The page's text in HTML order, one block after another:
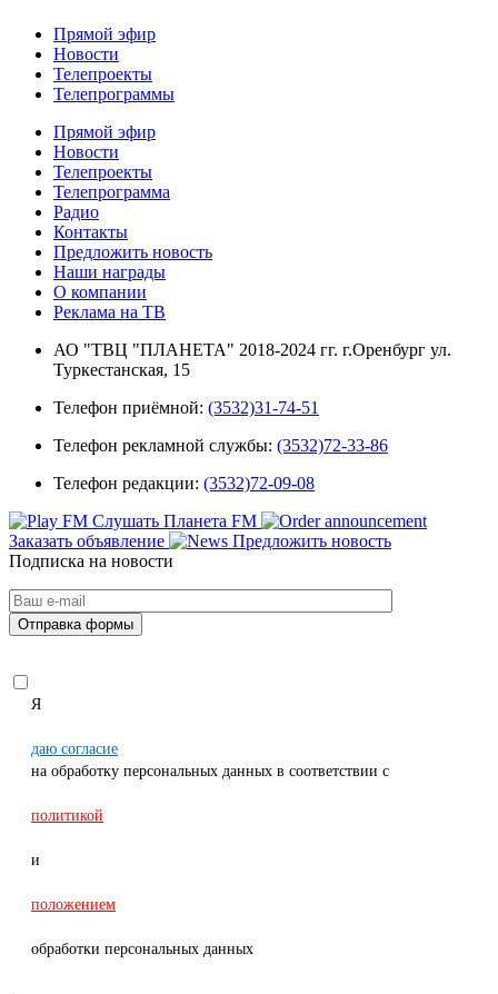
Прямой эфир
Новости
Телепроекты
Телепрограммы
Прямой эфир
Новости
Телепроекты
Телепрограмма
Радио
Контакты
Предложить новость
Наши награды
О компании
Реклама на ТВ
АО "ТВЦ "ПЛАНЕТА" 2018-2024 гг. г.Оренбург ул.
Туркестанская, 15
Телефон приёмной: (3532)31-74-51
Телефон рекламной службы: (3532)72-33-86
Телефон редакции: (3532)72-09-08
Слушать Планета FM
Заказать объявление
Предложить новость
Подписка на новости
Я
даю согласие
на обработку персональных данных в соответствии с
политикой
и
положением
обработки персональных данных